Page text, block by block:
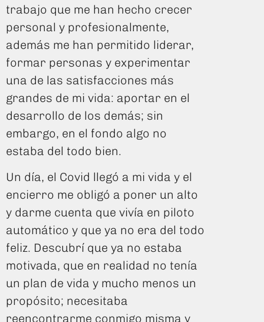
trabajo que me han hecho crecer
personal y profesionalmente,
además me han permitido liderar,
formar personas y experimentar
una de las satisfacciones más
grandes de mi vida: aportar en el
desarrollo de los demás; sin
embargo, en el fondo algo no
estaba del todo bien.
Un día, el Covid llegó a mi vida y el
encierro me obligó a poner un alto
y darme cuenta que vivía en piloto
automático y que ya no era del todo
feliz. Descubrí que ya no estaba
motivada, que en realidad no tenía
un plan de vida y mucho menos un
propósito; necesitaba
reencontrarme conmigo misma y